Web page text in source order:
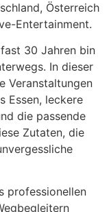
Österreich
Entertainment.
30 Jahren bin
In dieser
Veranstaltungen
Essen, leckere
die passende
Zutaten, die
professionellen